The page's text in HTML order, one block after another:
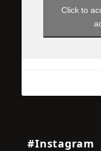
Click to
#Instagram